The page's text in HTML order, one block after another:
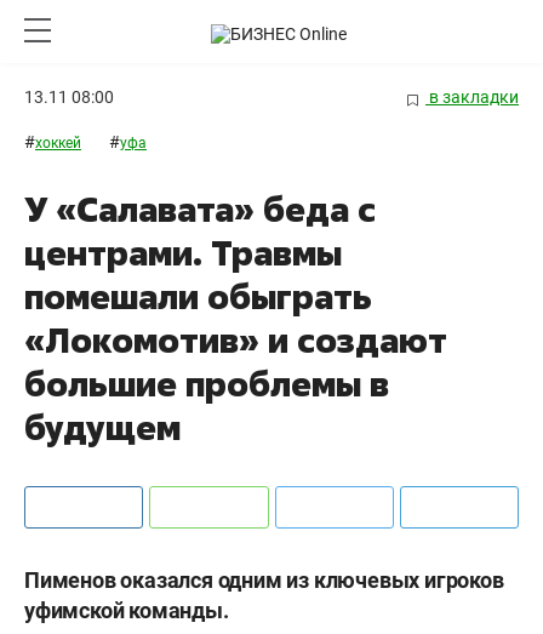
13.11 08:00 в закладки
#хоккей #уфа
У «Салавата» беда с
центрами. Травмы
помешали обыграть
«Локомотив» и создают
большие проблемы в
будущем
Пименов оказался одним из ключевых игроков
уфимской команды.